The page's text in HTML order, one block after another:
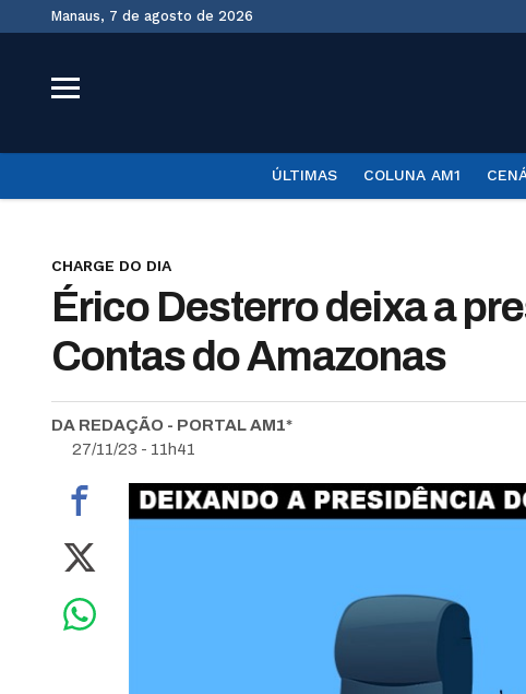
Manaus, 7 de agosto de 2026
ÚLTIMAS COLUNA AM1
CHARGE DO DIA
Érico Desterro deixa a
Contas do Amazonas
DA REDAÇÃO - PORTAL AM1*
27/11/23 - 11h41